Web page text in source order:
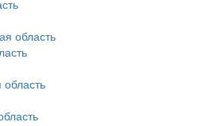
область